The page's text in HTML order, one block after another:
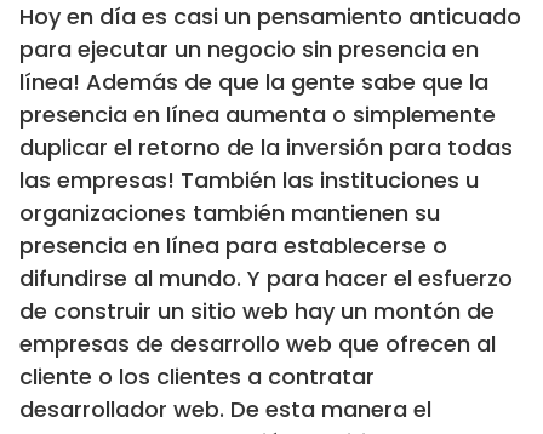
Hoy en día es casi un pensamiento anticuado
para ejecutar un negocio sin presencia en
línea! Además de que la gente sabe que la
presencia en línea aumenta o simplemente
duplicar el retorno de la inversión para todas
las empresas! También las instituciones u
organizaciones también mantienen su
presencia en línea para establecerse o
difundirse al mundo. Y para hacer el esfuerzo
de construir un sitio web hay un montón de
empresas de desarrollo web que ofrecen al
cliente o los clientes a contratar
desarrollador web. De esta manera el